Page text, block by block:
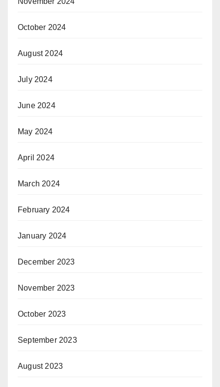
October 2024
August 2024
July 2024
June 2024
May 2024
April 2024
March 2024
February 2024
January 2024
December 2023
November 2023
October 2023
September 2023
August 2023